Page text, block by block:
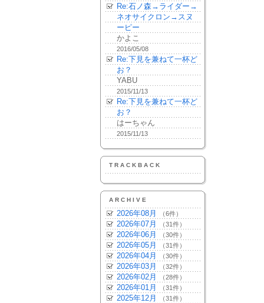
Re:石ノ森→ライダー→
ネオサイクロン→スヌ
ーピー
かよこ
2016/05/08
Re:下見を兼ねて一杯ど
お？
YABU
2015/11/13
Re:下見を兼ねて一杯ど
お？
はーちゃん
2015/11/13
TRACKBACK
ARCHIVE
2026年08月 （6件）
2026年07月 （31件）
2026年06月 （30件）
2026年05月 （31件）
2026年04月 （30件）
2026年03月 （32件）
2026年02月 （28件）
2026年01月 （31件）
2025年12月 （31件）